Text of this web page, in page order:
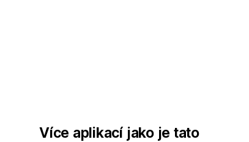
Více aplikací jako je tato